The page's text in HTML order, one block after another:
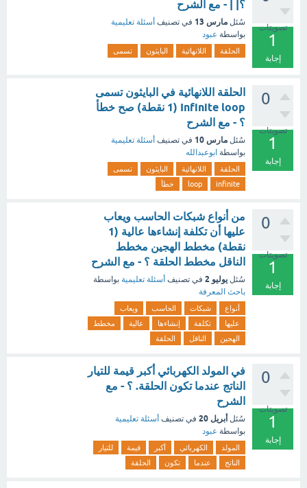
تصويتات
1
إجابة
؟| | - مع الشرح
سُئل مارس 13 في تصنيف أسئلة تعليمية
بواسطة عبود
الحلقة اللانهائية البايثون تسمى
0
تصويتات
1
إجابة
الحلقة اللانهائية في البايثون تسمى
Infinite loop (1 نقطة) صح خطأ
؟ - مع الشرح
سُئل مارس 10 في تصنيف أسئلة تعليمية
بواسطة ابوعبدالله
الحلقة اللانهائية البايثون
تسمى
infinite
loop خطأ
0
تصويتات
1
إجابة
من أنواع شبكات الحاسب ويعاب
عليها أن تكلفة إنشاءها عالية (1
نقطة) مخطط الهجين مخطط
الناقل مخطط الحلقة ؟ - مع الشرح
سُئل يوليو 2 في تصنيف أسئلة تعليمية بواسطة
باحث المعرفة
أنواع شبكات الحاسب
ويعاب
عليها
تكلفة إنشاءها عالية
مخطط
الهجين
الناقل الحلقة
0
تصويتات
1
إجابة
في المولد الكهربائي أكبر قيمة للتيار
الناتج عندما تكون الحلقة. ؟ - مع
الشرح
سُئل أبريل 20 في تصنيف أسئلة تعليمية
بواسطة عبود
المولد الكهربائي أكبر قيمة
للتيار
الناتج
عندما تكون الحلقة